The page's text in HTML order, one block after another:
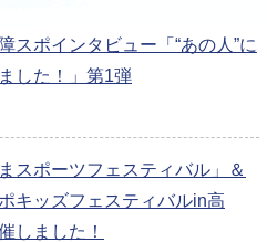
スポインタビュー「“あの人”に
した！」第1弾
まスポーツフェスティバル」＆
ポキッズフェスティバルin高
しました！